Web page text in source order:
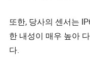
또한, 당사의 센서는
한 내성이 매우 높아
다.